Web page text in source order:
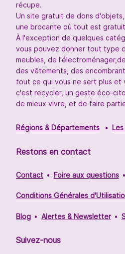
récupe.
Un site gratuit de dons
une brocante où tout est
À l'exception de quelques
vous pouvez donner tout type
meubles, de
des vêtements, des
tout ce qui vous ne sert plus et
c'est recycler, un geste éco-
de mieux vivre, et de faire
Régions & Départements
Restons en contact
Contact Foire aux questions
Conditions Générales
Blog Alertes & Newsletter
Suivez-nous